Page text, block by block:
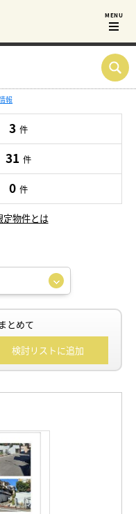
報
3 件
31 件
0 件
定物件とは
とめて
検討リストに追加